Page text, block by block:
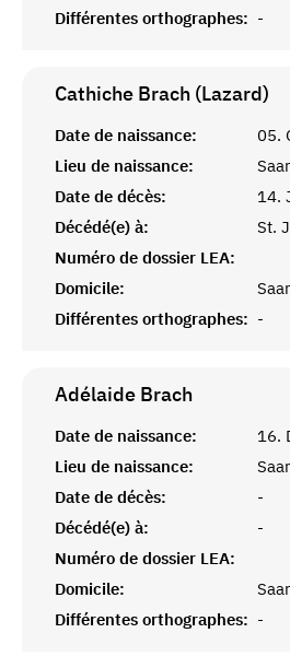
Différentes orthographes: -
Cathiche Brach (Lazard)
Date de naissance:
05.
Lieu de naissance:
Date de décès:
14.
Décédé(e) à:
St.
Numéro de dossier LEA:
Domicile:
Différentes orthographes: -
Adélaide Brach
Date de naissance:
16.
Lieu de naissance:
Date de décès:
-
Décédé(e) à:
-
Numéro de dossier LEA:
Domicile:
Différentes orthographes: -